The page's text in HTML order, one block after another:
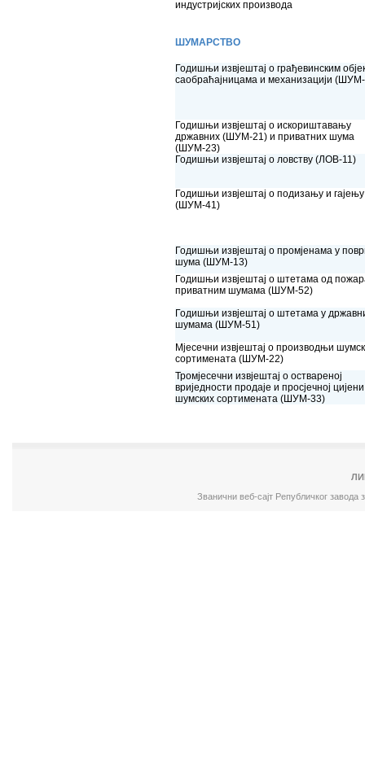
индустријских производа
ШУМАРСТВО
Годишњи извјештај о грађевинским
саобраћајницама и механизацији
Годишњи извјештај о искориштавању
државних (ШУМ-21) и приватних шума
(ШУМ-23)
Годишњи извјештај о ловству (ЛОВ-11)
Годишњи извјештај о подизању и
(ШУМ-41)
Годишњи извјештај о промјенама у
шума (ШУМ-13)
Годишњи извјештај о штетама од
приватним шумама (ШУМ-52)
Годишњи извјештај о штетама у
шумама (ШУМ-51)
Мјесечни извјештај о производњи
сортимената (ШУМ-22)
Тромјесечни извјештај о оствареној
вриједности продаје и просјечној цијени
шумских сортимената (ШУМ-33)
Званични веб-сајт Републичког